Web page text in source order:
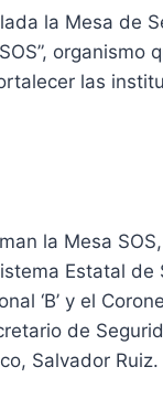
la Mesa de
organismo
las
la Mesa
Estatal
‘B’ y el
de
Salvador Ruiz.